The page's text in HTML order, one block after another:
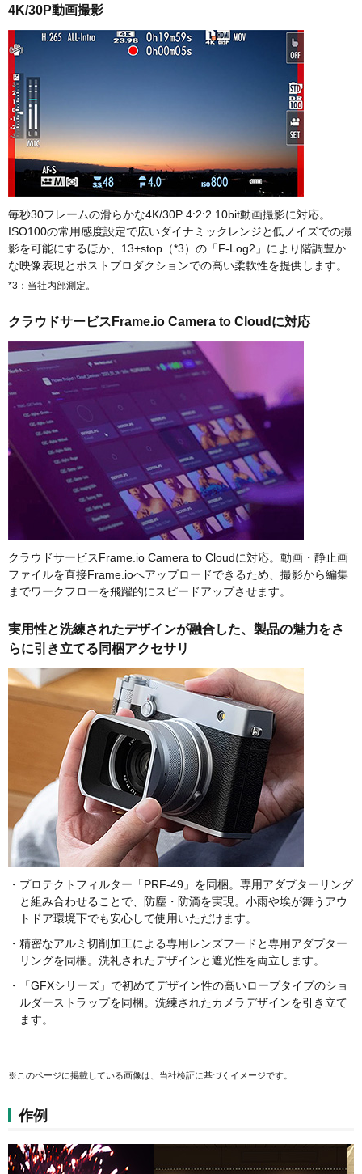
4K/30P動画撮影
毎秒30フレームの滑らかな4K/30P 4:2:2 10bit動画撮影に対応。
ISO100の常用感度設定で広いダイナミックレンジと低ノイズでの撮
影を可能にするほか、13+stop（*3）の「F-Log2」により階調豊か
な映像表現とポストプロダクションでの高い柔軟性を提供します。
*3：当社内部測定。
クラウドサービスFrame.io Camera to Cloudに対応
クラウドサービスFrame.io Camera to Cloudに対応。動画・静止画
ファイルを直接Frame.ioへアップロードできるため、撮影から編集
までワークフローを飛躍的にスピードアップさせます。
実用性と洗練されたデザインが融合した、製品の魅力をさ
らに引き立てる同梱アクセサリ
・プロテクトフィルター「PRF-49」を同梱。専用アダプターリング
と組み合わせることで、防塵・防滴を実現。小雨や埃が舞うアウ
トドア環境下でも安心して使用いただけます。
・精密なアルミ切削加工による専用レンズフードと専用アダプター
リングを同梱。洗礼されたデザインと遮光性を両立します。
・「GFXシリーズ」で初めてデザイン性の高いロープタイプのショ
ルダーストラップを同梱。洗練されたカメラデザインを引き立て
ます。
※このページに掲載している画像は、当社検証に基づくイメージです。
作例